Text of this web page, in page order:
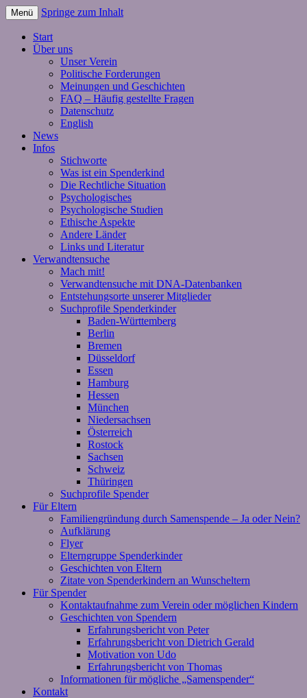
Menü Springe zum Inhalt
Start
Über uns
Unser Verein
Politische Forderungen
Meinungen und Geschichten
FAQ – Häufig gestellte Fragen
Datenschutz
English
News
Infos
Stichworte
Was ist ein Spenderkind
Die Rechtliche Situation
Psychologisches
Psychologische Studien
Ethische Aspekte
Andere Länder
Links und Literatur
Verwandtensuche
Mach mit!
Verwandtensuche mit DNA-Datenbanken
Entstehungsorte unserer Mitglieder
Suchprofile Spenderkinder
Baden-Württemberg
Berlin
Bremen
Düsseldorf
Essen
Hamburg
Hessen
München
Niedersachsen
Österreich
Rostock
Sachsen
Schweiz
Thüringen
Suchprofile Spender
Für Eltern
Familiengründung durch Samenspende – Ja oder Nein?
Aufklärung
Flyer
Elterngruppe Spenderkinder
Geschichten von Eltern
Zitate von Spenderkindern an Wunscheltern
Für Spender
Kontaktaufnahme zum Verein oder möglichen Kindern
Geschichten von Spendern
Erfahrungsbericht von Peter
Erfahrungsbericht von Dietrich Gerald
Motivation von Udo
Erfahrungsbericht von Thomas
Informationen für mögliche „Samenspender“
Kontakt